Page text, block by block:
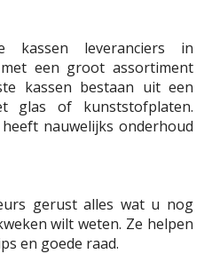
kassen leveranciers in
een groot assortiment
kassen bestaan uit een
glas of kunststofplaten.
nauwelijks onderhoud
gerust alles wat u nog
wilt weten. Ze helpen
en goede raad.